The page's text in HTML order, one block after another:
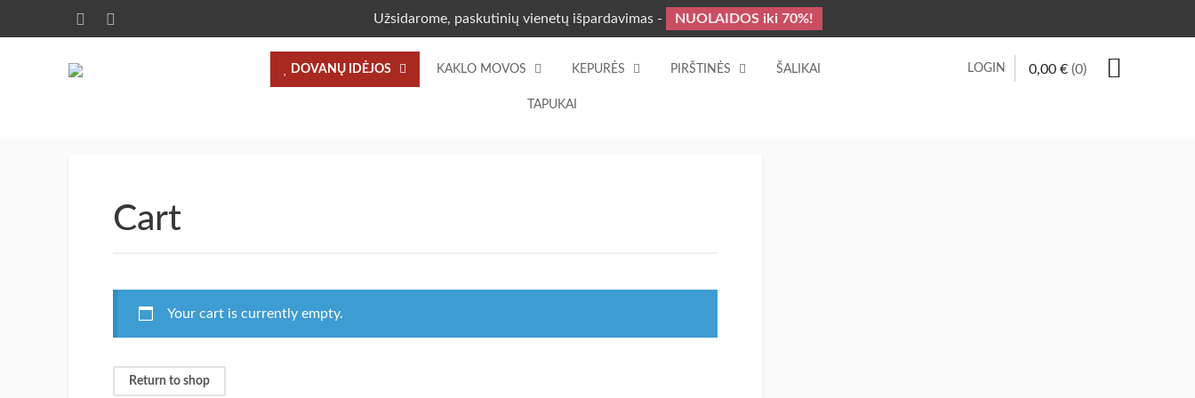
Užsidarome, paskutinių vienetų išpardavimas - NUOLAIDOS iki 70%!
DOVANŲ IDĖJOS KAKLO MOVOS KEPURĖS PIRŠTINĖS ŠALIKAI
TAPUKAI
0,00 € (0)
LOGIN
Cart
Your cart is currently empty.
Return to shop